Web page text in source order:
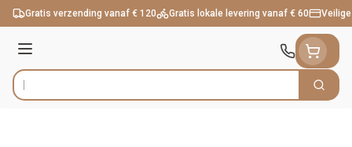
Ga naar de inhoud
Gratis verzending vanaf € 120 Gratis lokale levering vanaf € 60
Menu
Product, merk, categorie... Zoek